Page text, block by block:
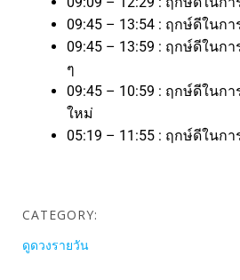
09:45 – 13:54 : ฤกษ์ดีในก
09:45 – 13:59 : ฤกษ์ดีในกา
ๆ
09:45 – 10:59 : ฤกษ์ดีในกา
ใหม่
05:19 – 11:55 : ฤกษ์ดีในก
CATEGORY:
ดูดวงรายวัน